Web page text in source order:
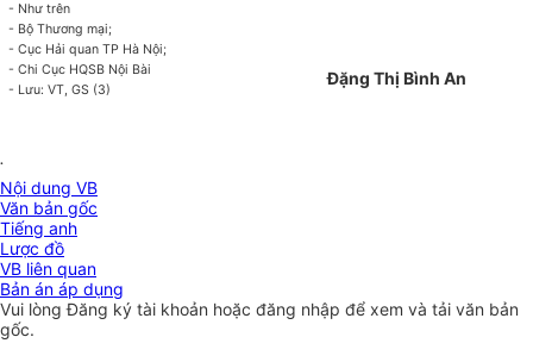
- Như trên
- Bộ Thương mại;
- Cục Hải quan TP Hà Nội;
- Chi Cục HQSB Nội Bài
- Lưu: VT, GS (3)
Đặng Thị Bình An
.
Nội dung VB
Văn bản gốc
Tiếng anh
Lược đồ
VB liên quan
Bản án áp dụng
Vui lòngĐăng ký tài khoản hoặc đăng nhập để xem và tải văn bản
gốc.